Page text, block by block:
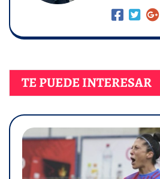
TE PUEDE INTERESAR